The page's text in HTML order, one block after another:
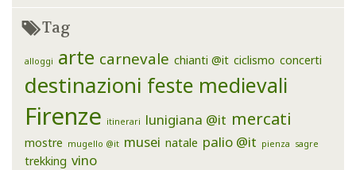
Tag
alloggi arte carnevale chianti @it ciclismo concerti
destinazioni feste medievali
Firenze itinerari lunigiana @it mercati
mostre mugello @it musei natale palio @it pienza sagre
trekking vino